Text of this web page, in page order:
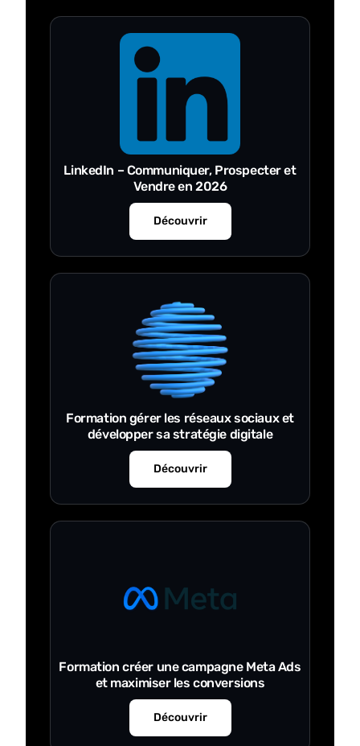
une véritable méthode de travail et une nouvelle
façon d'aborder LinkedIn.
Je recommande cette formation à toutes les
personnes qui souhaitent développer une présence
LinkedIn efficace, authentique et durable.
pour cette belle expérience !
LinkedIn – Communiquer, Prospecter et
Vendre en 2026
Découvrir
Formation gérer les réseaux sociaux et
développer sa stratégie digitale
Découvrir
Formation créer une campagne Meta Ads
et maximiser les conversions
Découvrir